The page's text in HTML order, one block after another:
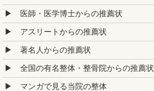
医師・医学博士からの推薦状
アスリートからの推薦状
著名人からの推薦状
全国の有名整体・整骨院からの推薦状
マンガで見る当院の整体